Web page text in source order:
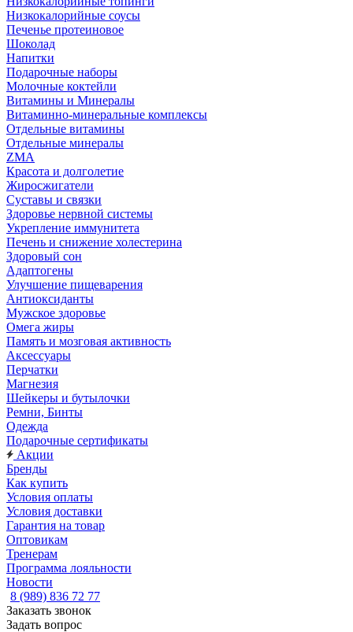
Низкокалорийные соусы
Печенье протеиновое
Шоколад
Напитки
Подарочные наборы
Молочные коктейли
Витамины и Минералы
Витаминно-минеральные комплексы
Отдельные витамины
Отдельные минералы
ZMA
Красота и долголетие
Жиросжигатели
Суставы и связки
Здоровье нервной системы
Укрепление иммунитета
Печень и снижение холестерина
Здоровый сон
Адаптогены
Улучшение пищеварения
Антиоксиданты
Мужское здоровье
Омега жиры
Память и мозговая активность
Аксессуары
Перчатки
Магнезия
Шейкеры и бутылочки
Ремни, Бинты
Одежда
Подарочные сертификаты
Акции
Бренды
Как купить
Условия оплаты
Условия доставки
Гарантия на товар
Оптовикам
Тренерам
Программа лояльности
Новости
8 (989) 836 72 77
Заказать звонок
Задать вопрос